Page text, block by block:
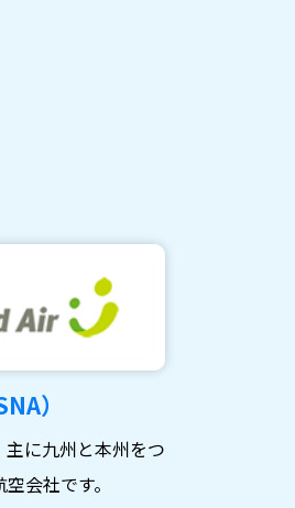
）
に九州と本州をつ
会社です。